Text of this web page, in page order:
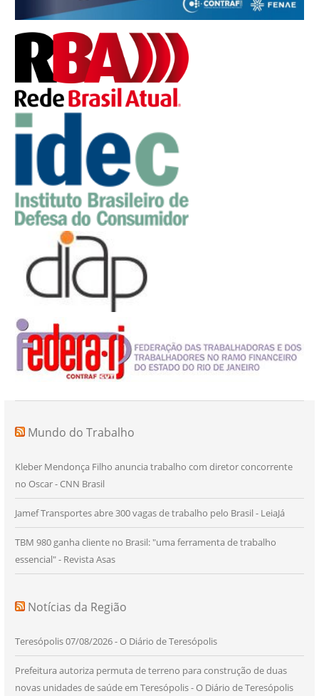
Mundo do Trabalho
Kleber Mendonça Filho anuncia trabalho com diretor concorrente
no Oscar - CNN Brasil
Jamef Transportes abre 300 vagas de trabalho pelo Brasil - LeiaJá
TBM 980 ganha cliente no Brasil: "uma ferramenta de trabalho
essencial" - Revista Asas
Notícias da Região
Teresópolis 07/08/2026 - O Diário de Teresópolis
Prefeitura autoriza permuta de terreno para construção de duas
novas unidades de saúde em Teresópolis - O Diário de Teresópolis